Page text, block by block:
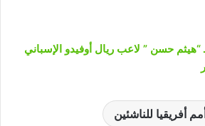
“هيثم حسن ” لاعب ريال أوفيدو الإسباني
أفريقيا للناشئين